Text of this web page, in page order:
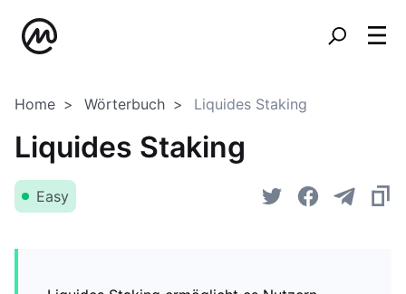
Home Wörterbuch Liquides Staking
Liquides Staking
Easy